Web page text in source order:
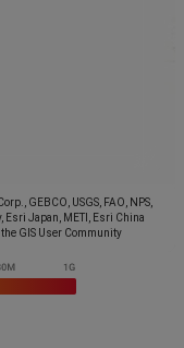
GEBCO, USGS, FAO, NPS,
Esri Japan, METI, Esri China
GIS User Community